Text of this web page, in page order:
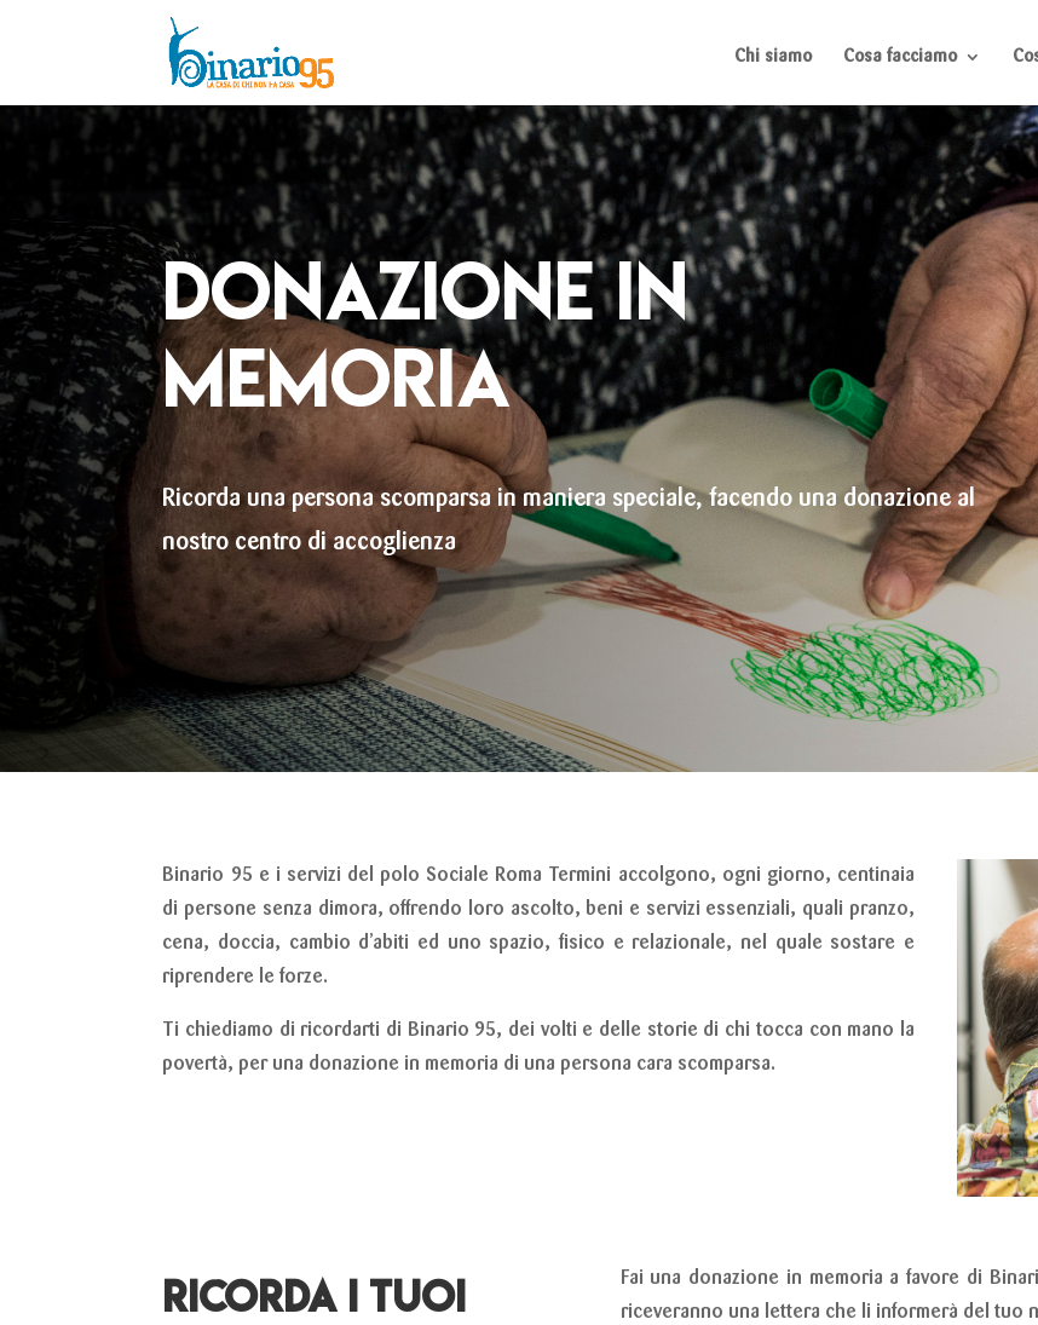
Chi siamo Cosa facciamo
DONAZIONE IN
MEMORIA
Ricorda una persona scomparsa in maniera speciale, facendo una donazione al
nostro centro di accoglienza
Binario 95 e i servizi del polo Sociale Roma Termini accolgono, ogni giorno, centinaia
di persone senza dimora, offrendo loro ascolto, beni e servizi essenziali, quali pranzo,
cena, doccia, cambio d’abiti ed uno spazio, fisico e relazionale, nel quale sostare e
riprendere le forze.
Ti chiediamo di ricordarti di Binario 95, dei volti e delle storie di chi tocca con mano la
povertà, per una donazione in memoria di una persona cara scomparsa.
ricorda i tuoi
Fai una donazione in memoria a favore di
riceveranno una lettera che li informerà del tuo